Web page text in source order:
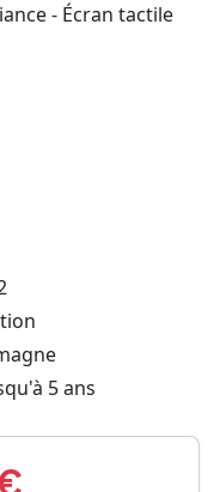
- Écran tactile
5 ans